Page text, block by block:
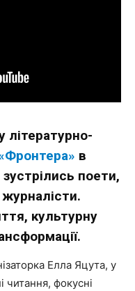
літературно-
в
поети,
культурну
Елла Яцута, у
фокусні